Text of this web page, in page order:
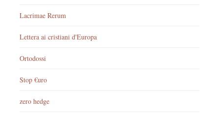
Lacrimae Rerum
Lettera ai cristiani d'Europa
Ortodossi
Stop €uro
zero hedge